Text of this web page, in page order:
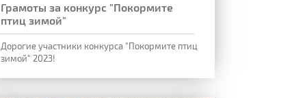
Грамоты за конкурс "Покормите
птиц зимой"
Дорогие участники конкурса "Покормите птиц
зимой" 2023!